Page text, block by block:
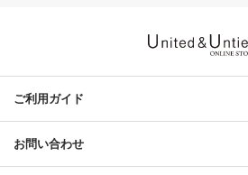
ご利用ガイド
お問い合わせ